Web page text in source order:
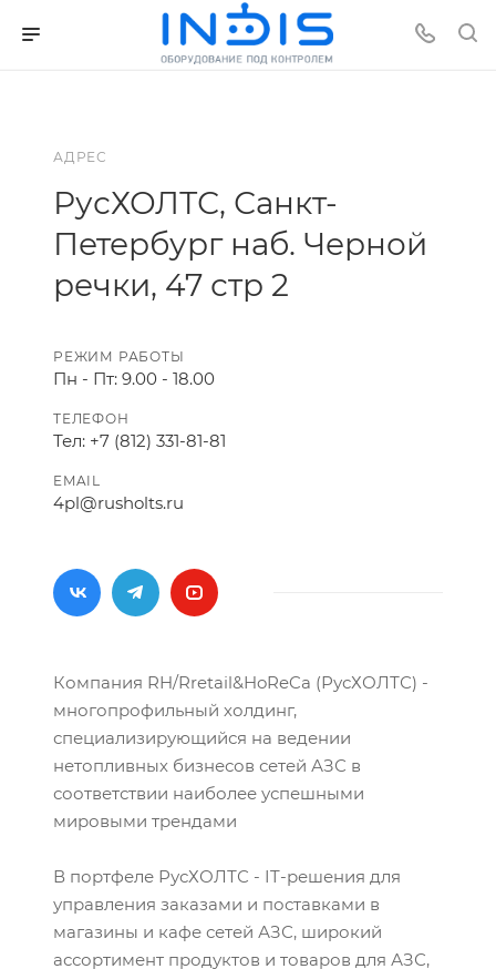
АДРЕС
РусХОЛТС, Санкт-
Петербург наб. Черной
речки, 47 стр 2
РЕЖИМ РАБОТЫ
Пн - Пт: 9.00 - 18.00
ТЕЛЕФОН
Тел: +7 (812) 331-81-81
EMAIL
4pl@rusholts.ru
Компания RH/Rretail&HoReCa (РусХОЛТС) -
многопрофильный холдинг,
специализирующийся на ведении
нетопливных бизнесов сетей АЗС в
соответствии наиболее успешными
мировыми трендами
В портфеле РусХОЛТС - IT-решения для
управления заказами и поставками в
магазины и кафе сетей АЗС, широкий
ассортимент продуктов и товаров для АЗС,